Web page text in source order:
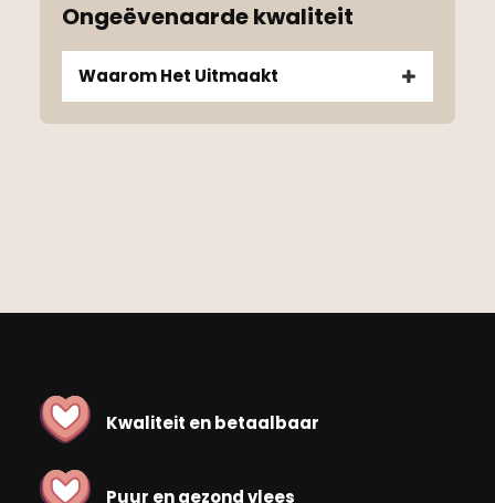
Ongeëvenaarde kwaliteit
Waarom Het Uitmaakt
Kwaliteit en betaalbaar
Puur en gezond vlees